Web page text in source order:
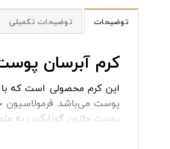
توضیحات توضیحات تکمیلی
کرم آبرسان
پوست می‌باشد.
پوست حلزون کوزارکس به
از جمله مزیت‌های این